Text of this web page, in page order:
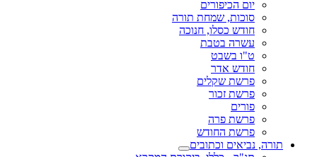
יום הכיפורים
סוכות, שמחת תורה
חודש כסלו, חנוכה
עשרה בטבת
ט"ו בשבט
חודש אדר
פרשת שקלים
פרשת זכור
פורים
פרשת פרה
פרשת החודש
תורה, נביאים וכתובים